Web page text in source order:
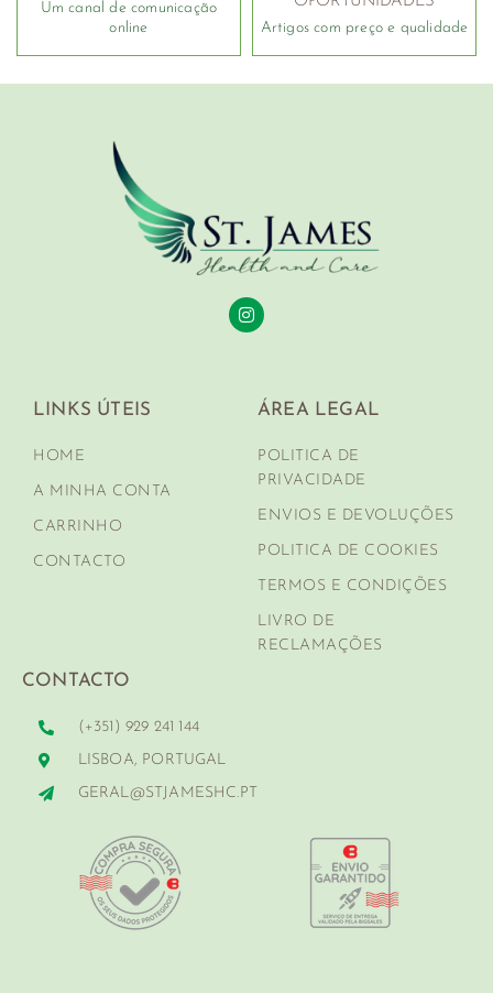
Um canal de comunicação
online
Artigos com preço e qualidade
LINKS ÚTEIS
HOME
A MINHA CONTA
CARRINHO
CONTACTO
ÁREA LEGAL
POLITICA DE
PRIVACIDADE
ENVIOS E DEVOLUÇÕES
POLITICA DE COOKIES
TERMOS E CONDIÇÕES
LIVRO DE
RECLAMAÇÕES
CONTACTO
(+351) 929 241 144
LISBOA, PORTUGAL
GERAL@STJAMESHC.PT